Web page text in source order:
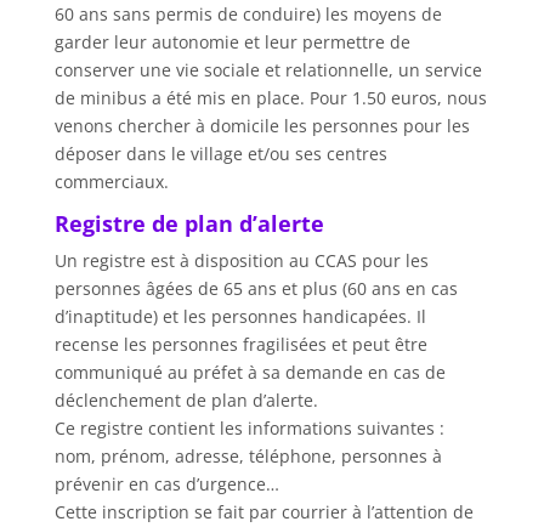
60 ans sans permis de conduire) les moyens de
garder leur autonomie et leur permettre de
conserver une vie sociale et relationnelle, un service
de minibus a été mis en place. Pour 1.50 euros, nous
venons chercher à domicile les personnes pour les
déposer dans le village et/ou ses centres
commerciaux.
Registre de plan d’alerte
Un registre est à disposition au CCAS pour les
personnes âgées de 65 ans et plus (60 ans en cas
d’inaptitude) et les personnes handicapées. Il
recense les personnes fragilisées et peut être
communiqué au préfet à sa demande en cas de
déclenchement de plan d’alerte.
Ce registre contient les informations suivantes :
nom, prénom, adresse, téléphone, personnes à
prévenir en cas d’urgence…
Cette inscription se fait par courrier à l’attention de